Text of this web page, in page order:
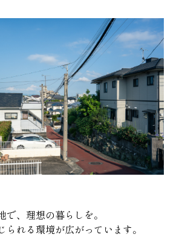
、理想の暮らしを。
られる環境が広がっています。